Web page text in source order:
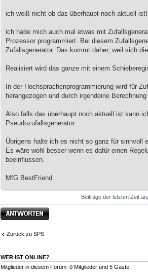
ich weiß nicht ob das überhaupt noch aktuell
ich habe mich auch mal etwas mit
Prozessor programmiert. Bei diesem
Zufallsgenerator. Das kommt daher, weil sich
Realisiert wird das ganze mit einem
In der Hochsprachenprogrammierung wird für
herangezogen und durch irgendeine
Also falls das überhaupt noch aktuell ist kann
Pseudozufallsgenerator.
Übrigens halte ich es nicht so ganz für sinnvoll
Es wäre wohl besser wenn es dafür einen
beeinflussen.
MfG BestFriend
Beiträge der letzten Zeit
Antwort erstellen
Zurück zu SPS
WER IST ONLINE?
Mitglieder in diesem Forum: 0 Mitglieder und 5 Gäste